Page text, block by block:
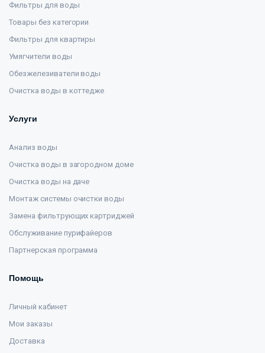
Фильтры для воды
Товары без категории
Фильтры для квартиры
Умягчители воды
Обезжелезиватели воды
Очистка воды в коттедже
Услуги
Анализ воды
Очистка воды в загородном доме
Очистка воды на даче
Монтаж системы очистки воды
Замена фильтрующих картриджей
Обслуживание пурифайеров
Партнерская программа
Помощь
Личный кабинет
Мои заказы
Доставка